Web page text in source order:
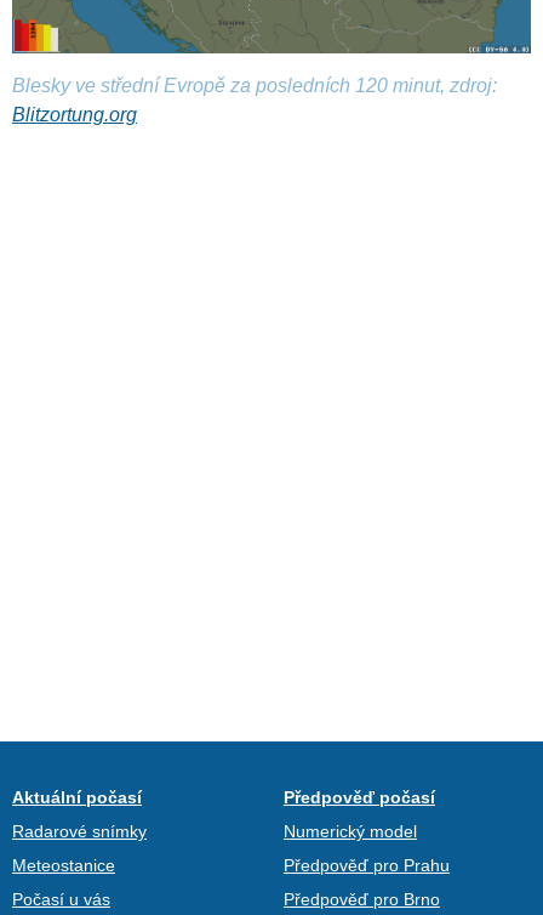
Blesky ve střední Evropě za posledních 120 minut, zdroj:
Blitzortung.org
Aktuální počasí
Radarové snímky
Meteostanice
Počasí u vás
Předpověď počasí
Numerický model
Předpověď pro Prahu
Předpověď pro Brno